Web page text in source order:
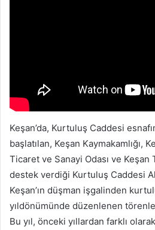
Keşan’da, Kurtuluş Caddesi
başlatılan, Keşan Kaymakamlığı,
Ticaret ve Sanayi Odası ve Keşan
destek verdiği Kurtuluş Caddesi
Keşan’ın düşman işgalinden
yıldönümünde düzenlenen törenle
Bu yıl, önceki yıllardan farklı